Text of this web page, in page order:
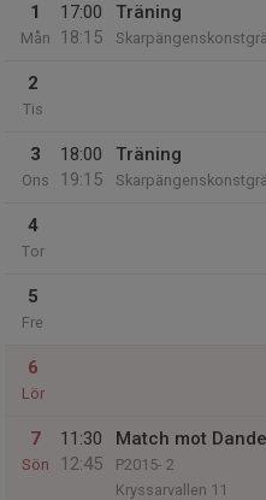
1
Mån
17:00
18:15
Träning
2
Tis
3
Ons
18:00
19:15
Träning
4
Tor
5
Fre
6
Lör
7
Sön
11:30
12:45
Match mot
P2015- 2
Kryssarvallen 11